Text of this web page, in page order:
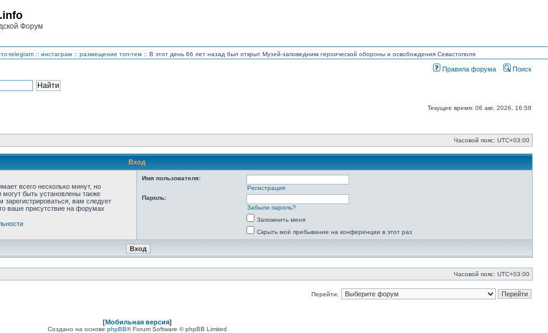
Форум
telegram :: инстаграм :: размещение топ-тем :: В этот день 66 лет назад был открыт Музей-заповедникк героической обороны и освобождения Севастополя
Правила форума Поиск
Текущее время: 06 авг, 2026, 16:58
Часовой пояс: UTC+03:00
Вход
всего несколько минут, но
быть установлены также
зарегистрироваться, вам следует
ваше присутствие на форумах
Имя пользователя:
Регистрация
Пароль:
Забыли пароль?
Запомнить меня
Скрыть моё пребывание на конференции в этот раз
Часовой пояс: UTC+03:00
Перейти:
[Мобильная версия]
Создано на основе phpBB® Forum Software © phpBB Limited